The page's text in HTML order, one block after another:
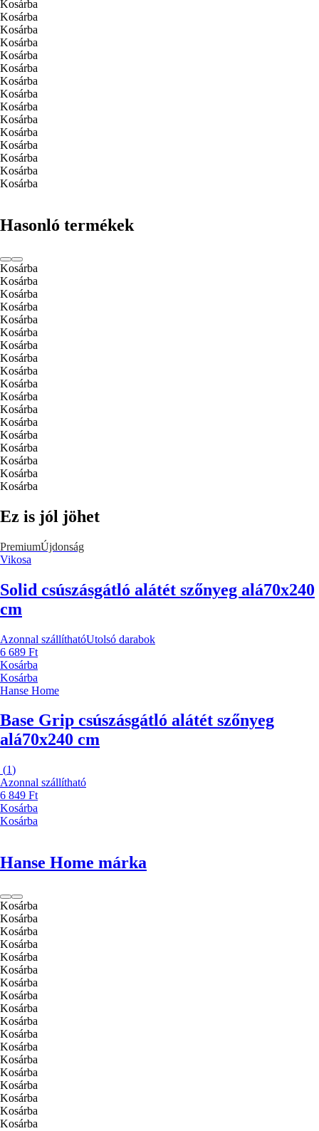
Kosárba
Kosárba
Kosárba
Kosárba
Kosárba
Kosárba
Kosárba
Kosárba
Kosárba
Kosárba
Kosárba
Kosárba
Kosárba
Kosárba
Kosárba
Hasonló termékek
Kosárba
Kosárba
Kosárba
Kosárba
Kosárba
Kosárba
Kosárba
Kosárba
Kosárba
Kosárba
Kosárba
Kosárba
Kosárba
Kosárba
Kosárba
Kosárba
Kosárba
Kosárba
Ez is jól jöhet
PremiumÚjdonság
Vikosa
Solid csúszásgátló alátét szőnyeg alá70x240
cm
Azonnal szállíthatóUtolsó darabok
6 689 Ft
Kosárba
Kosárba
Hanse Home
Base Grip csúszásgátló alátét szőnyeg
alá70x240 cm
(1)
Azonnal szállítható
6 849 Ft
Kosárba
Kosárba
Hanse Home márka
Kosárba
Kosárba
Kosárba
Kosárba
Kosárba
Kosárba
Kosárba
Kosárba
Kosárba
Kosárba
Kosárba
Kosárba
Kosárba
Kosárba
Kosárba
Kosárba
Kosárba
Kosárba